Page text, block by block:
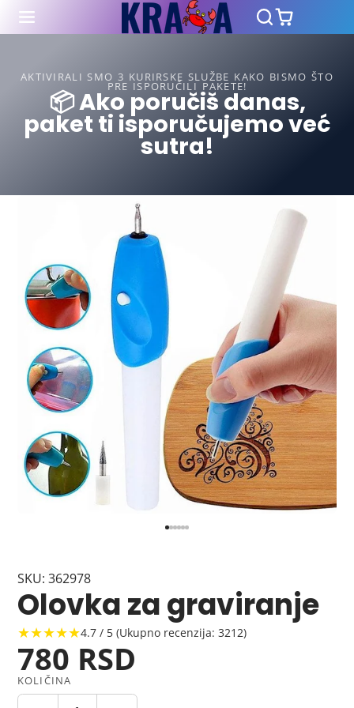
AKTIVIRALI SMO 3 KURIRSKE SLUŽBE KAKO BISMO ŠTO
PRE ISPORUČILI PAKETE!
📦 Ako poručiš danas,
paket ti isporučujemo već
sutra!
SKU: 362978
Olovka za graviranje
★★★★★4.7 / 5 (Ukupno recenzija: 3212)
780 RSD
KOLIČINA